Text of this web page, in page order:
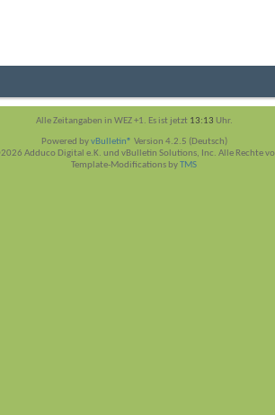
Alle Zeitangaben in WEZ +1. Es ist jetzt 13:13 Uhr.
Powered byvBulletin® Version 4.2.5 (Deutsch)
Adduco Digital e.K. und vBulletin Solutions, Inc. Alle Rechte
Template-Modifications byTMS